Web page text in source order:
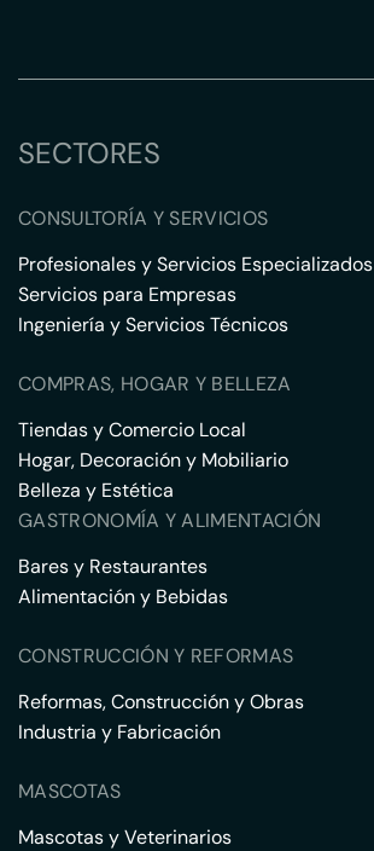
SECTORES
CONSULTORÍA Y SERVICIOS
Profesionales y Servicios Especializados
Servicios para Empresas
Ingeniería y Servicios Técnicos
COMPRAS, HOGAR Y BELLEZA
Tiendas y Comercio Local
Hogar, Decoración y Mobiliario
Belleza y Estética
GASTRONOMÍA Y ALIMENTACIÓN
Bares y Restaurantes
Alimentación y Bebidas
CONSTRUCCIÓN Y REFORMAS
Reformas, Construcción y Obras
Industria y Fabricación
MASCOTAS
Mascotas y Veterinarios